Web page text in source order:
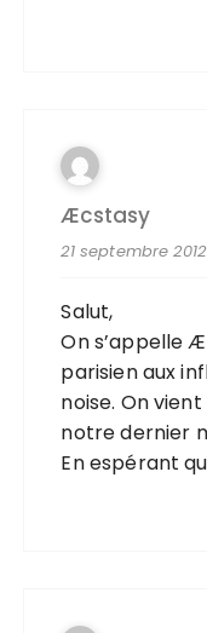
Æcstasy
21 septembre
Salut,
On s’appelle
parisien aux
noise. On
notre dernier
En espérant